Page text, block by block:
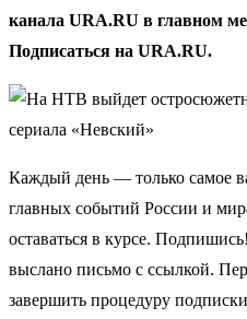
канала URA.RU в главном
Подписаться на URA.RU.
Каждый день — только самое
главных событий России и
оставаться в курсе.
выслано письмо с ссылкой.
завершить процедуру